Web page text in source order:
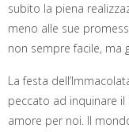
subito la piena
meno alle sue
non sempre facile, ma
La festa
peccato ad inquinare
amore per noi. Il